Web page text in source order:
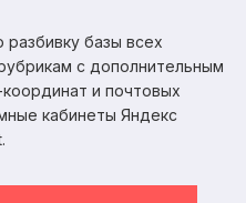
базы всех
с дополнительным
и почтовых
кабинеты Яндекс